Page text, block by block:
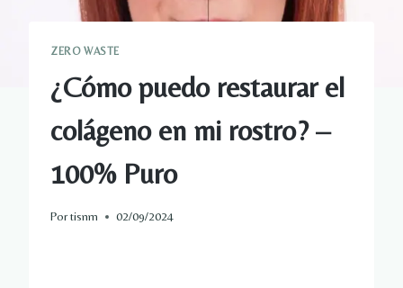
ZERO WASTE
¿Cómo puedo restaurar el
colágeno en mi rostro? –
100% Puro
Portisnm 02/09/2024